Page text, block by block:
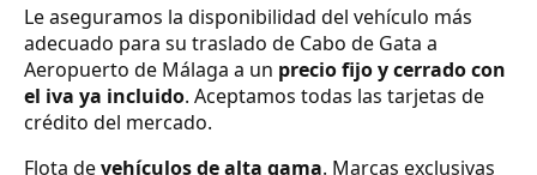
Le aseguramos la disponibilidad del vehículo más
adecuado para su traslado de Cabo de Gata a
Aeropuerto de Málaga a un precio fijo y cerrado con
el iva ya incluido. Aceptamos todas las tarjetas de
crédito del mercado.
Flota devehículos de alta gama. Marcas exclusivas